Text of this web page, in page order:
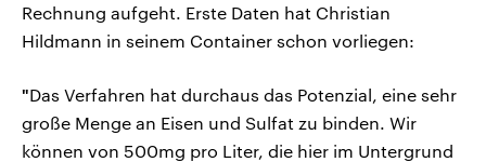
Rechnung aufgeht. Erste Daten hat Christian
Hildmann in seinem Container schon vorliegen:
"Das Verfahren hat durchaus das Potenzial, eine sehr
große Menge an Eisen und Sulfat zu binden. Wir
können von 500mg pro Liter, die hier im Untergrund